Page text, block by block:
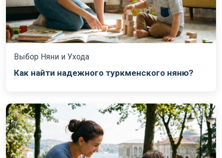
Выбор Няни и Ухода
Как найти надежного туркменского няню?